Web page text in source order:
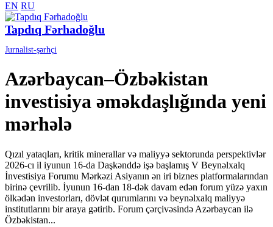
EN RU
Tapdıq Fərhadoğlu
Jurnalist-şərhçi
Azərbaycan–Özbəkistan
investisiya əməkdaşlığında yeni
mərhələ
Qızıl yataqları, kritik minerallar və maliyyə sektorunda perspektivlər
2026-cı il iyunun 16-da Daşkənddə işə başlamış V Beynəlxalq
İnvestisiya Forumu Mərkəzi Asiyanın ən iri biznes platformalarından
birinə çevrilib. İyunun 16-dan 18-dək davam edən forum yüzə yaxın
ölkədən investorları, dövlət qurumlarını və beynəlxalq maliyyə
institutlarını bir araya gətirib. Forum çərçivəsində Azərbaycan ilə
Özbəkistan...